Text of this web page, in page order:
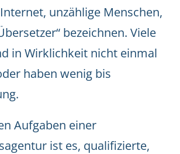
unzählige Menschen,
bezeichnen. Viele
in Wirklichkeit nicht einmal
haben wenig bis
Aufgaben einer
ist es, qualifizierte,